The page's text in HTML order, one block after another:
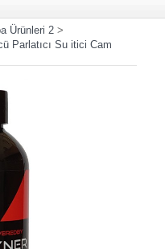
Ürünleri 2>
Parlatıcı Su itici Cam